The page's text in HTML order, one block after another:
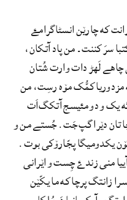
که چارێن انسٹاگرامۓ
سرَ کننت۔ من پاد آتکان،
لَهڑ دات وارت شُتان
مزدوریا کمُّک مۆه رسِت، من
یک و دو مئیسج آتکگ‌اَت
تان دێرا گپ جَت. جُستے من و
یکدومیگا پجّارۆکی بوت.
منی زندۓ چِست و اێرانی
زانتگ پرچا که ما یکّێن